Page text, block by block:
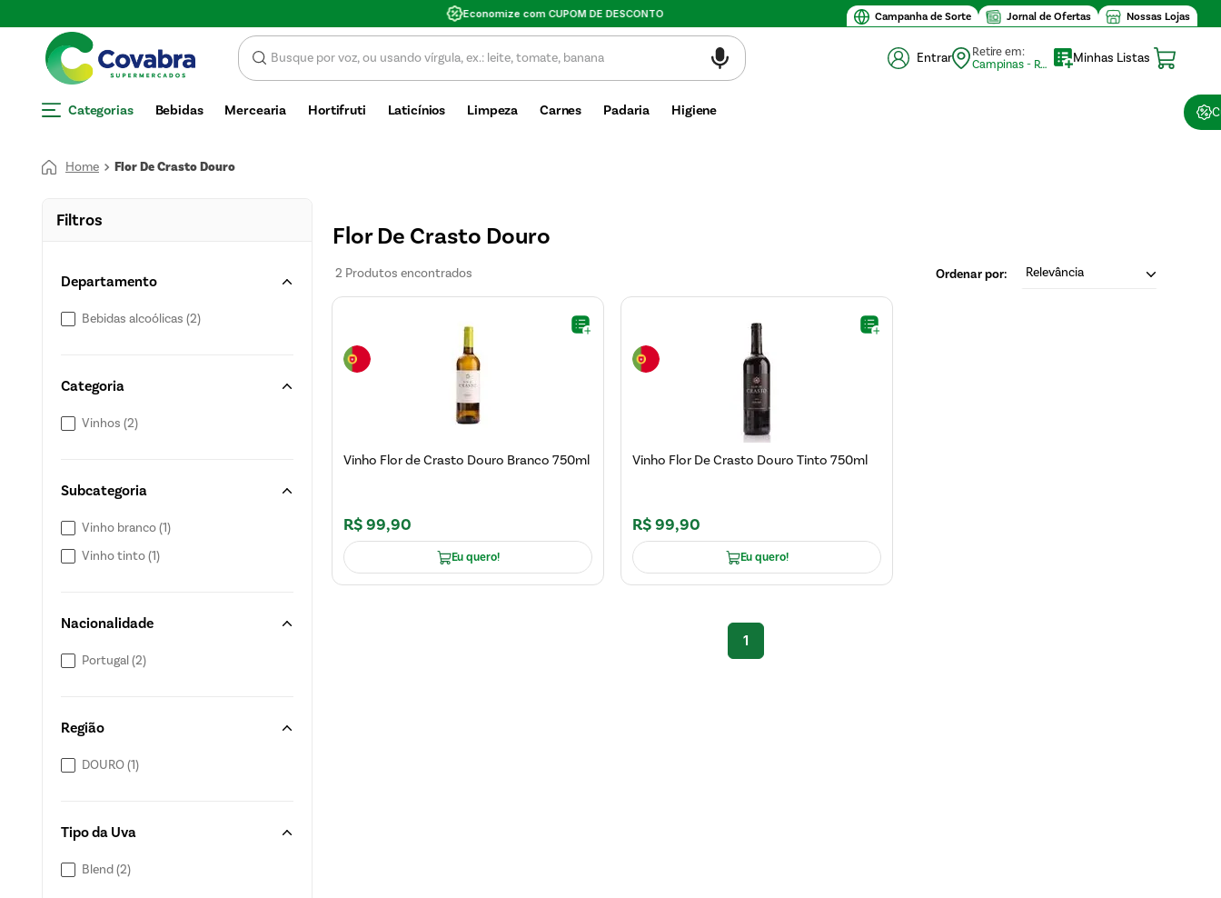
Campanha de Sorte Jornal de Ofertas Nossas Lojas
Valor mínimo de compra $30
Entrar
Retire em:
Campinas - Retirada (10)
Minhas Listas
Categorias Bebidas Mercearia Hortifruti Laticínios Limpeza Carnes Padaria Higiene
Flor De Crasto Douro
Filtros
Departamento
Bebidas alcoólicas (2)
Categoria
Vinhos (2)
Subcategoria
Vinho branco (1)
Vinho tinto (1)
Nacionalidade
Portugal (2)
Região
DOURO (1)
Tipo da Uva
Blend (2)
Flor De Crasto Douro
2 Produtos Relevância
Vinho Flor de Crasto Douro Branco 750ml
R$99,90
Eu quero!
Vinho Flor De Crasto Douro Tinto 750ml
R$99,90
Eu quero!
1